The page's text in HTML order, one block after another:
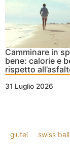
Camminare in
bene: calorie e
rispetto
31 Luglio 2026
glutei swiss ball